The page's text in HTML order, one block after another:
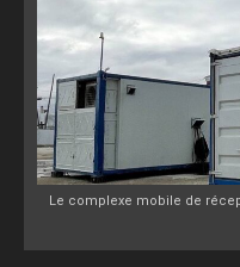
Le complexe mobile de